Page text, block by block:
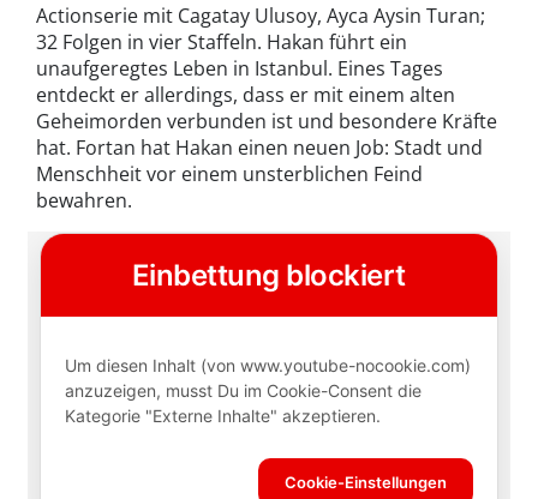
Actionserie mit Cagatay Ulusoy, Ayca Aysin Turan;
32 Folgen in vier Staffeln. Hakan führt ein
unaufgeregtes Leben in Istanbul. Eines Tages
entdeckt er allerdings, dass er mit einem alten
Geheimorden verbunden ist und besondere Kräfte
hat. Fortan hat Hakan einen neuen Job: Stadt und
Menschheit vor einem unsterblichen Feind
bewahren.